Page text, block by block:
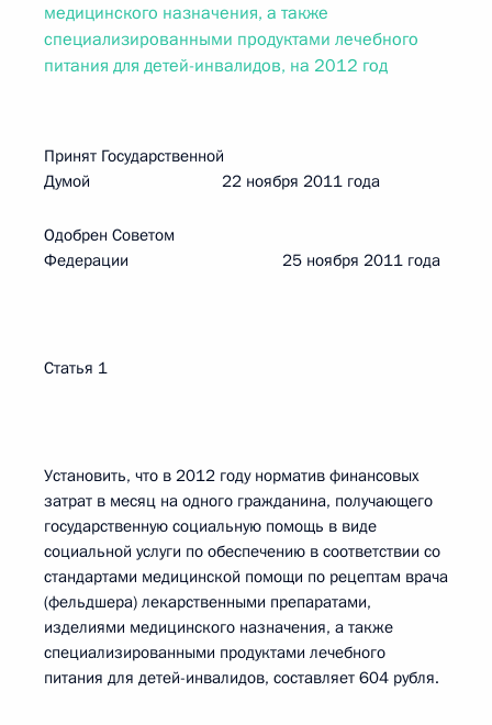
медицинского назначения, а также
специализированными продуктами лечебного
питания для детей-инвалидов, на 2012 год
Принят Государственной
Думой 22 ноября 2011 года
Одобрен Советом
Федерации 25 ноября 2011 года
Статья 1
Установить, что в 2012 году норматив финансовых
затрат в месяц на одного гражданина, получающего
государственную социальную помощь в виде
социальной услуги по обеспечению в соответствии со
стандартами медицинской помощи по рецептам врача
(фельдшера) лекарственными препаратами,
изделиями медицинского назначения, а также
специализированными продуктами лечебного
питания для детей-инвалидов, составляет 604 рубля.